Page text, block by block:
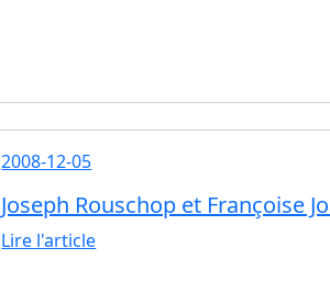
2008-12-05
Joseph Rouschop et Françoise
Lire l'article